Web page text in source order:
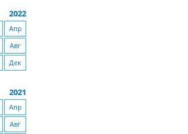
2022
Апр
Авг
Дек
2021
Апр
Авг